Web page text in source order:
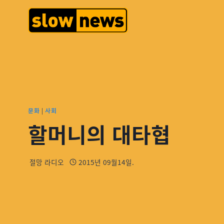
문화 | 사회
할머니의 대타협
절망 라디오 2015년 09월14일.